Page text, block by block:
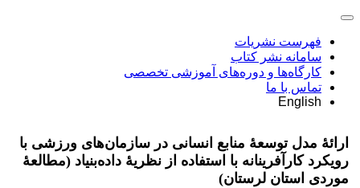
فهرست نشریات
سامانه نشر کتاب
کارگاه‌ها و دوره‌های آموزشی تخصصی
تماس با ما
English
ارائۀ مدل توسعۀ منابع انسانی در سازمان‌های ورزشی با
رویکرد کارآفرینانه با استفاده از نظریۀ داده‌بنیاد (مطالعۀ
موردی استان لرستان)